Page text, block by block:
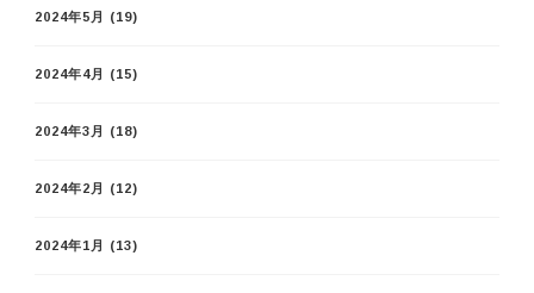
2024年5月 (19)
2024年4月 (15)
2024年3月 (18)
2024年2月 (12)
2024年1月 (13)